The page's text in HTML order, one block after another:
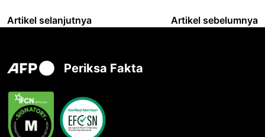
Artikel selanjutnya Artikel sebelumnya
Periksa Fakta